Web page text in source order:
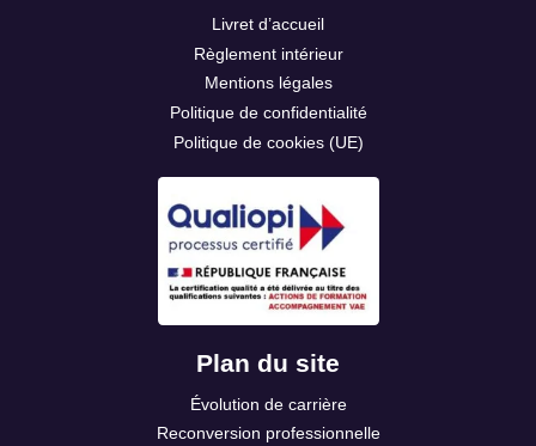
Livret d’accueil
Règlement intérieur
Mentions légales
Politique de confidentialité
Politique de cookies (UE)
Plan du site
Évolution de carrière
Reconversion professionnelle